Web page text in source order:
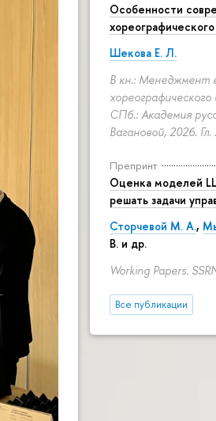
Особенности
Шекова Е. Л.
В кн.: Менеджмент
СПб.: Академия
Вагановой, 2026. Гл.
Препринт
Оценка моделей
решать задачи
Сторчевой М. А.,
В. и др.
Working Papers.
Все публикации